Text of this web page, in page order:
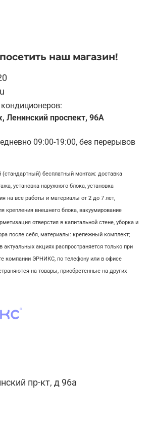
наш магазин!
Ленинский проспект, 96А
09:00-19:00, без перерывов
бесплатный монтаж: доставка
установка наружного блока, установка
на все работы и материалы от 2 до 7 лет,
крепления внешнего блока, вакуумирование
отверстия в капитальной стене, уборка и
после себя, материалы: крепежный комплект;
акциях распространяется только при
компании ЭРНИКС, по телефону или в офисе
на товары, приобретенные на других
пр-кт, д 96а